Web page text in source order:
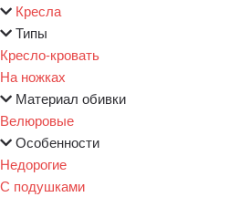
Кресла
Типы
Кресло-кровать
На ножках
Материал обивки
Велюровые
Особенности
Недорогие
С подушками